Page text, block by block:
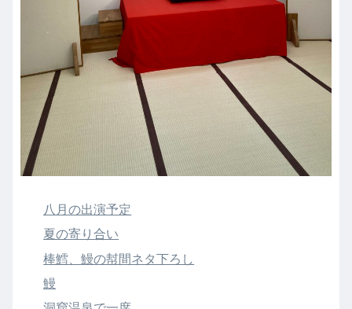
八月の出演予定
夏の寄り合い
棒鱈、鰻の幇間ネタ下ろし
鰻